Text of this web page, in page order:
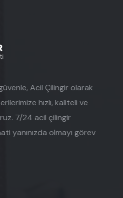
Acil Çilingir olarak
hızlı, kaliteli ve
7/24 acil çilingir
yanınızda olmayı görev